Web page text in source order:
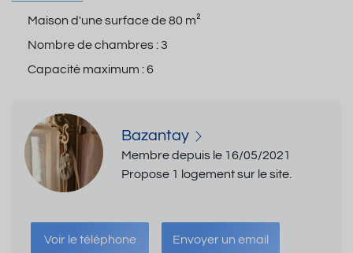
Maison d'une surface de80 m²
Nombre de chambres :3
Capacité maximum :6
Bazantay
Membre depuis le 16/05/2021
Propose 1 logement sur le site.
Voir le téléphone Envoyer un email